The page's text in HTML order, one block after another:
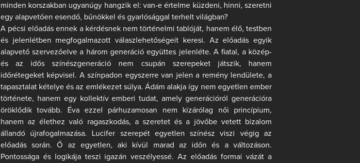
minden korszakban ugyanúgy hangzik el: van-e értelme küzdeni, hinni, szeretni
egy alapvetően esendő, bűnökkel és gyarlósággal terhelt világban?
A pécsi előadás ennek a kérdésnek nem történelmi tablóját, hanem élő, testben
és jelenlétben megfogalmazott válaszlehetőségeit keresi. Az előadás egyik
alapvető szervezőelve a három generáció együttes jelenléte. A fiatal, a közép-
és az idős színészgeneráció nem csupán szerepeket játszik, hanem
időrétegeket képvisel. A színpadon egyszerre van jelen a remény lendülete, a
tapasztalat kételye és az emlékezet súlya. Ádám alakja így nem egyetlen ember
története, hanem egy kollektív emberi tudat, amely generációról generációra
öröklődik tovább. Éva ezzel párhuzamosan nem kizárólag női princípium,
hanem az élethez való ragaszkodás, a szeretet és a jövőbe vetett bizalom
állandó újrafogalmazása. Lucifer szerepét egyetlen színész viszi végig az
előadás során. Ő az egyetlen, aki kívül marad az időn és a változáson.
Pontossága és logikája teszi igazán veszélyessé. Az előadás formai vázát a